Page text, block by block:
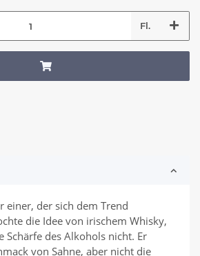
Fl.
einer, der sich dem Trend
die Idee von irischem Whisky,
Schärfe des Alkohols nicht. Er
von Sahne, aber nicht die